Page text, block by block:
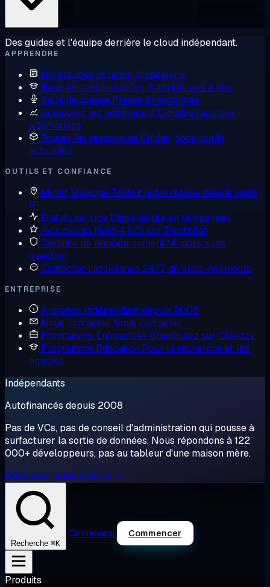
Des guides et l'équipe derrière le cloud indépendant.
APPRENDRE
Blog Guides et notes d'ingénierie
Base de connaissances Tutoriels pas à pas
Salle de presse Presse et annonces
Comparer les hébergeurs Cloudzy face aux
alternatives
Toutes les ressources Guides, docs, outils,
actualités
OUTILS ET CONFIANCE
Miroir Magique Testez notre réseau depuis votre
IP
État du service Disponibilité en temps réel
Avis clients Noté 4,6/5 sur Trustpilot
Garantie de remboursement14 jours, sans
question
Contacter l'assistance 24/7, de vrais ingénieurs
ENTREPRISE
À propos Indépendant depuis 2008
Nous contacter Nous contacter
Programme Entreprises Grandissez sur Cloudzy
Programme Éducation Pour la recherche et les
équipes
Indépendants
Autofinancés depuis 2008
Pas de VCs, pas de conseil d'administration qui pousse à
surfacturer la sortie de données. Nous répondons à 122
000+ développeurs, pas au tableur d'une maison mère.
Découvrir notre histoire →
Recherche ⌘K
Connexion Commencer
Produits